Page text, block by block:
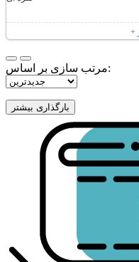
مرتب سازی بر اساس: